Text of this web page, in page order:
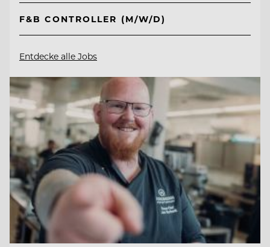
F&B CONTROLLER (M/W/D)
Entdecke alle Jobs